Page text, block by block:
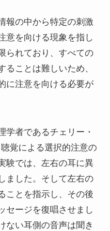
報の中から特定の刺激
意を向ける現象を指し
られており、すべての
ることは難しいため、
に注意を向ける必要が
学者であるチェリー・
覚による選択的注意の
験では、左右の耳に異
ました。そして左右の
ことを指示し、その後
セージを復唱させまし
ない耳側の音声は聞き